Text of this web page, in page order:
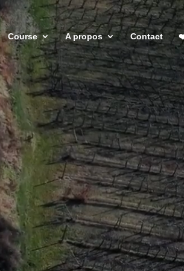
Course A propos Contact